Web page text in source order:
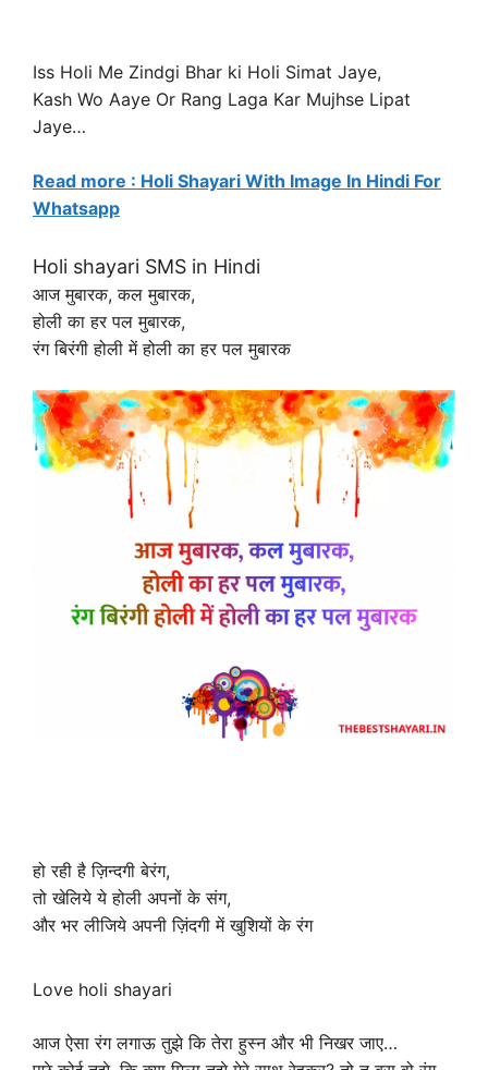
Iss Holi Me Zindgi Bhar ki Holi Simat Jaye,
Kash Wo Aaye Or Rang Laga Kar Mujhse Lipat
Jaye…
Read more : Holi Shayari With Image In Hindi For
Whatsapp
Holi shayari SMS in Hindi
आज मुबारक, कल मुबारक,
होली का हर पल मुबारक,
रंग बिरंगी होली में होली का हर पल मुबारक
हो रही है ज़िन्दगी बेरंग,
तो खेलिये ये होली अपनों के संग,
और भर लीजिये अपनी ज़िंदगी में खुशियों के रंग
Love holi shayari
आज ऐसा रंग लगाऊ तुझे कि तेरा हुस्न और भी निखर जाए…